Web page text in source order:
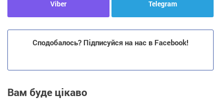
Viber Telegram
Сподобалось? Підписуйся на нас в Facebook!
Вам буде цікаво